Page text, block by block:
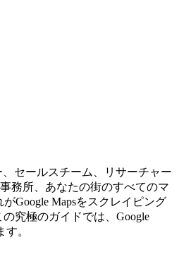
セールスチーム、リサーチャー
務所、あなたの街のすべてのマ
Google Mapsをスクレイピング
究極のガイドでは、Google
す。